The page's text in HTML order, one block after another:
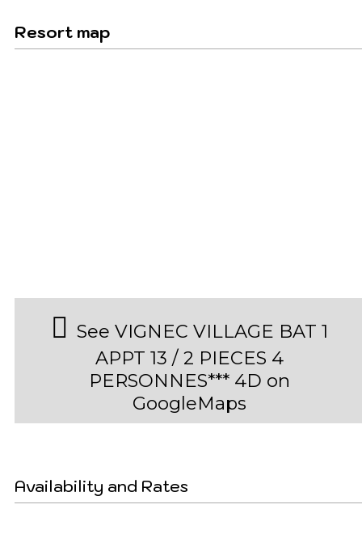
Resort map
See VIGNEC VILLAGE BAT 1
APPT 13 / 2 PIECES 4
PERSONNES*** 4D on
GoogleMaps
Availability and Rates